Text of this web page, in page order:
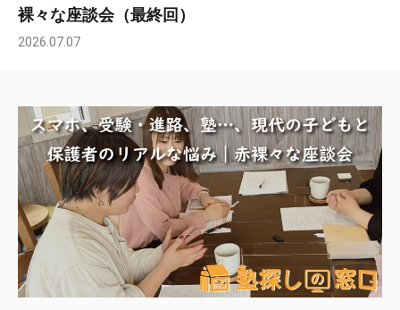
裸々な座談会（最終回）
2026.07.07